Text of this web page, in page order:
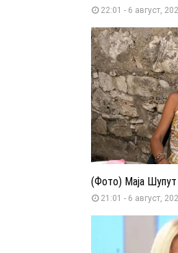
22:01 - 6 август,
(Фото) Маја Шупут
21:01 - 6 август,